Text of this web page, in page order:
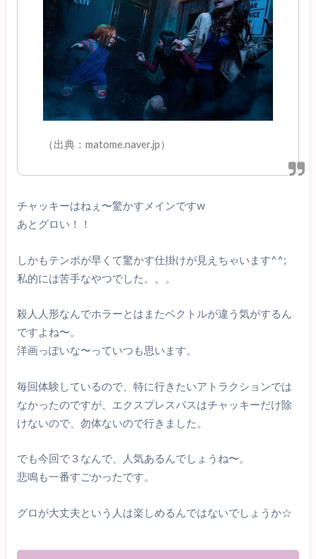
（出典：matome.naver.jp）
チャッキーはねぇ〜驚かすメインですw
あとグロい！！
しかもテンポが早くて驚かす仕掛けが見えちゃいます^^;
私的には苦手なやつでした。。。
殺人人形なんでホラーとはまたベクトルが違う気がするん
ですよね〜。
洋画っぽいな〜っていつも思います。
毎回体験しているので、特に行きたいアトラクションでは
なかったのですが、エクスプレスパスはチャッキーだけ除
けないので、勿体ないので行きました。
でも今回で３なんで、人気あるんでしょうね〜。
悲鳴も一番すごかったです。
グロが大丈夫という人は楽しめるんではないでしょうか☆